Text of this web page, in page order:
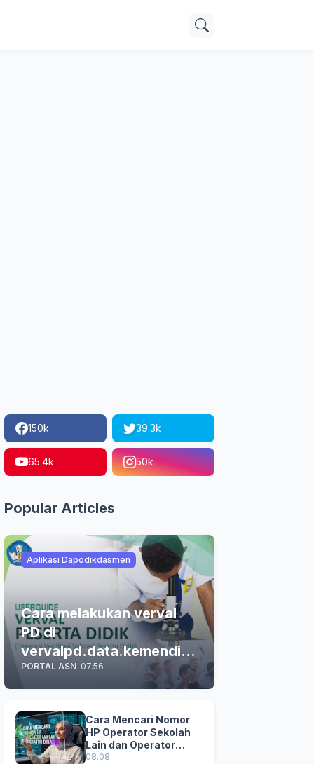
150k 39.3k
65.4k 50k
Popular Articles
Aplikasi Dapodikdasmen
Cara melakukan verval
PD di
vervalpd.data.kemendikd
asmen.go.id
PORTAL ASN-07.56
Cara Mencari Nomor
HP Operator Sekolah
Lain dan Operator
Dinas di SDM Data
08.08